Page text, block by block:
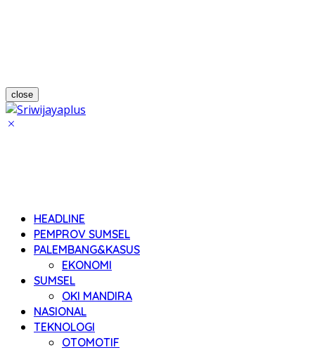
close
HEADLINE
PEMPROV SUMSEL
PALEMBANG&KASUS
EKONOMI
SUMSEL
OKI MANDIRA
NASIONAL
TEKNOLOGI
OTOMOTIF